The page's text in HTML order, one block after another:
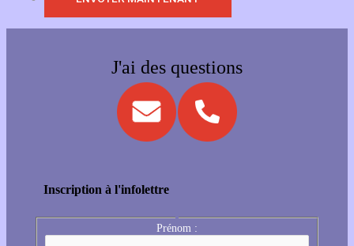
J'ai des questions
Inscription à l'infolettre
Prénom :